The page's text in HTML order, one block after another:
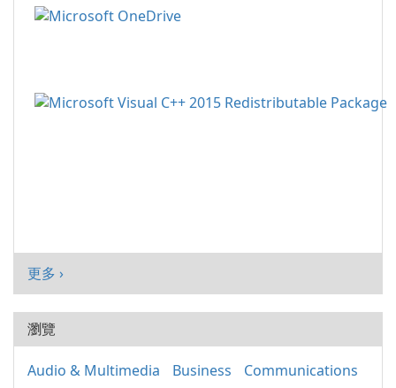
更多 ›
瀏覽
Audio & Multimedia Business
Communications